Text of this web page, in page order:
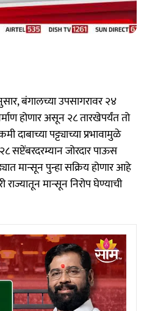
बंगालच्या उपसागरावर २४
होणार असून २८ तारखेपर्यंत तो
दाबाच्या पट्ट्याच्या प्रभावामुळे
सप्टेंबरदरम्यान जोरदार पाऊस
मान्सून पुन्हा सक्रिय होणार आहे
मान्सून निरोप घेण्याची